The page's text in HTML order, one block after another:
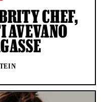
CHEF,
AVEVANO